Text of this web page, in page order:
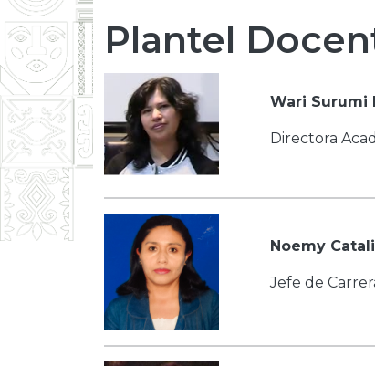
Plantel
Wari Surumi
Directora
Noemy
Jefe de